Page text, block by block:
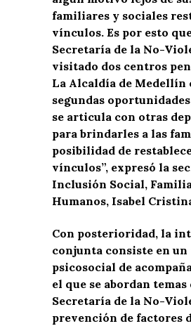
familiares y sociales
vínculos. Es por esto
Secretaría de la No-
visitado dos centros
La Alcaldía de Medellín
segundas
se articula con otras
para brindarles a las
posibilidad de
vínculos”, expresó la
Inclusión Social,
Humanos, Isabel
Con posterioridad, la
conjunta consiste en un
psicosocial de
el que se abordan temas
Secretaría de la No-
prevención de factores